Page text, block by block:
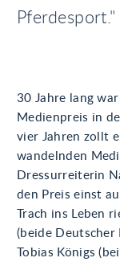
Pferdesport."
30 Jahre lang
Medienpreis in
vier Jahren zollt
wandelnden
Dressurreiterin
den Preis einst
Trach ins Leben
(beide Deutscher
Tobias Königs